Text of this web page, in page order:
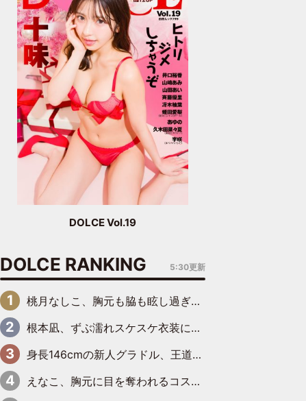
DOLCE Vol.19
DOLCE RANKING 5:30更新
桃月なしこ、胸元も脇も眩し過ぎるランジェリー＆ビキニ姿を披露「なしこたそ最強」「セクシーでゴージャスで大きなボリューム」
根本凪、ずぶ濡れスケスケ衣装にドキッ「表情が良過ぎる」「ねもちゃんの眼差しにドキドキが止まらない」
身長146cmの新人グラドル、王道ビーチからプールサイドそしてゴールドビキニまで…DVDデビュー作で躍動
えなこ、胸元に目を奪われるコスプレ水着姿で魅了「群を抜く美しさと華やかさ」「えなこりんの千咲は破壊力がスゴい」